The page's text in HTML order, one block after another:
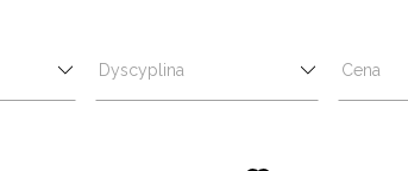
Dyscyplina Cena